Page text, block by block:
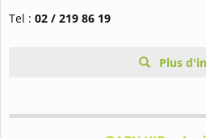
Tel : 02 / 219 86 19
Plus